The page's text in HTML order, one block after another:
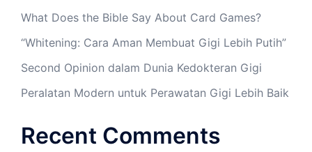
What Does the Bible Say About Card Games?
“Whitening: Cara Aman Membuat Gigi Lebih Putih”
Second Opinion dalam Dunia Kedokteran Gigi
Peralatan Modern untuk Perawatan Gigi Lebih Baik
Recent Comments